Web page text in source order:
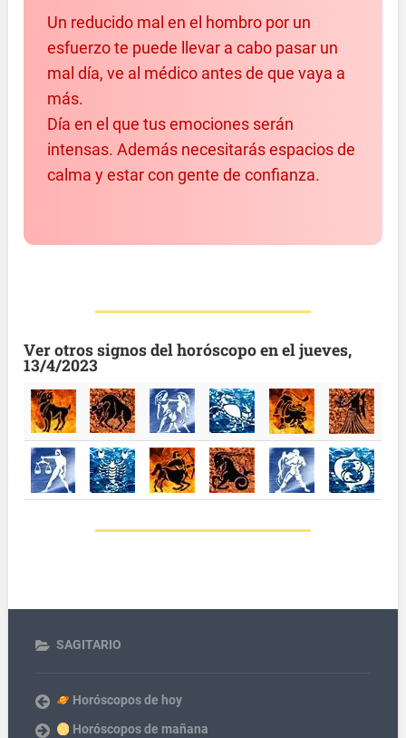
Un reducido mal en el hombro por un
esfuerzo te puede llevar a cabo pasar un
mal día, ve al médico antes de que vaya a
más.
Día en el que tus emociones serán
intensas. Además necesitarás espacios de
calma y estar con gente de confianza.
Ver otros signos del horóscopo en el jueves,
13/4/2023
SAGITARIO
Horóscopos de hoy
Horóscopos de mañana